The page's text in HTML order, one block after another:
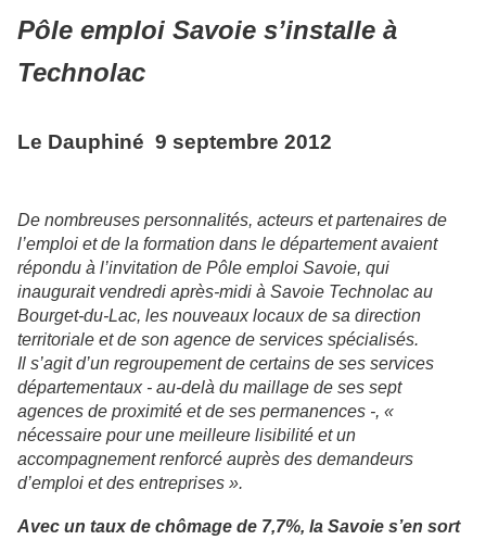
Pôle emploi Savoie s’installe à
Technolac
Le Dauphiné 9 septembre 2012
De nombreuses personnalités, acteurs et partenaires de
l’emploi et de la formation dans le département avaient
répondu à l’invitation de Pôle emploi Savoie, qui
inaugurait vendredi après-midi à Savoie Technolac au
Bourget-du-Lac, les nouveaux locaux de sa direction
territoriale et de son agence de services spécialisés.
Il s’agit d’un regroupement de certains de ses services
départementaux - au-delà du maillage de ses sept
agences de proximité et de ses permanences -, «
nécessaire pour une meilleure lisibilité et un
accompagnement renforcé auprès des demandeurs
d’emploi et des entreprises ».
Avec un taux de chômage de 7,7%, la Savoie s’en sort